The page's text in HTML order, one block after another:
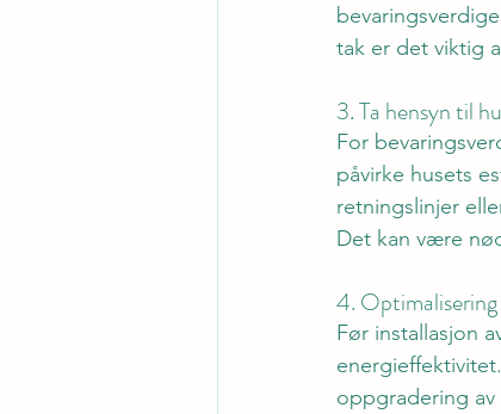
tak er det viktig
3. Ta hensyn til
For
påvirke husets
retningslinjer
Det kan være
4.
Før installasjon
oppgradering